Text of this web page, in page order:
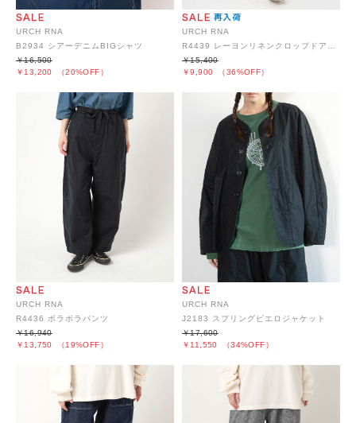
URCH RNA
B2934 シアーデニムBIGシャツ
￥13,200 （20%OFF）
￥16,500
URCH RNA
￥9,900 （36%OFF）
￥15,400
URCH RNA
R4436 ボラボラパンツ
￥13,750 （19%OFF）
￥16,940
URCH RNA
J2183 スプリングピエロジャケット
￥11,550 （34%OFF）
￥17,600